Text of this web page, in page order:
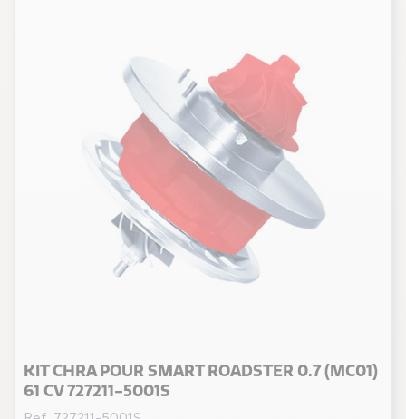
KIT CHRA POUR SMART ROADSTER 0.7 (MC01)
61 CV 727211-5001S